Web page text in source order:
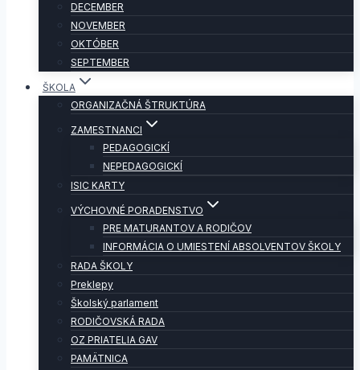
DECEMBER
NOVEMBER
OKTÓBER
SEPTEMBER
ŠKOLA
ORGANIZAČNÁ ŠTRUKTÚRA
ZAMESTNANCI
PEDAGOGICKÍ
NEPEDAGOGICKÍ
ISIC KARTY
VÝCHOVNÉ PORADENSTVO
PRE MATURANTOV A RODIČOV
INFORMÁCIA O UMIESTENÍ ABSOLVENTOV ŠKOLY
RADA ŠKOLY
Preklepy
Školský parlament
RODIČOVSKÁ RADA
OZ PRIATELIA GAV
PAMÄTNICA